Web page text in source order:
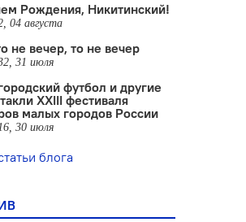
Рождения, Никитинский!
04 августа
не вечер, то не вечер
31 июля
футбол и другие
XXIII фестиваля
малых городов России
30 июля
блога